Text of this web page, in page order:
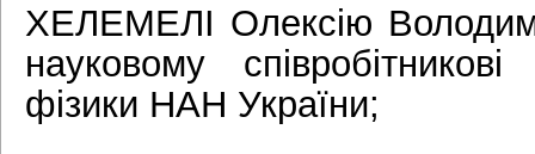
ХЕЛЕМЕЛІ Олексію
науковому
фізики НАН України;